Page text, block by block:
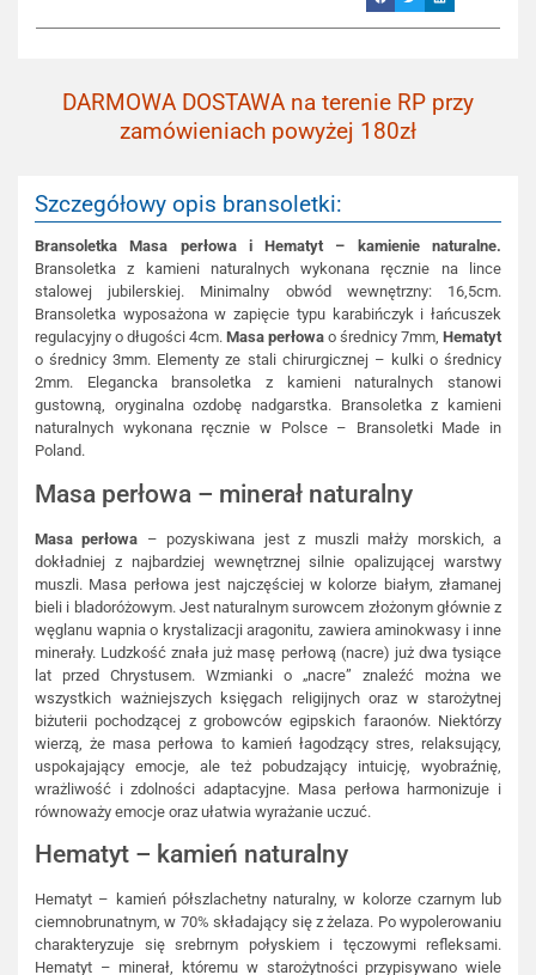
DARMOWA DOSTAWA na terenie RP przy
zamówieniach powyżej 180zł
Szczegółowy opis bransoletki:
Bransoletka Masa perłowa i Hematyt – kamienie naturalne.
Bransoletka z kamieni naturalnych wykonana ręcznie na lince
stalowej jubilerskiej. Minimalny obwód wewnętrzny: 16,5cm.
Bransoletka wyposażona w zapięcie typu karabińczyk i łańcuszek
regulacyjny o długości 4cm. Masa perłowa o średnicy 7mm, Hematyt
o średnicy 3mm. Elementy ze stali chirurgicznej – kulki o średnicy
2mm. Elegancka bransoletka z kamieni naturalnych stanowi
gustowną, oryginalna ozdobę nadgarstka. Bransoletka z kamieni
naturalnych wykonana ręcznie w Polsce – Bransoletki Made in
Poland.
Masa perłowa – minerał naturalny
Masa perłowa – pozyskiwana jest z muszli małży morskich, a
dokładniej z najbardziej wewnętrznej silnie opalizującej warstwy
muszli. Masa perłowa jest najczęściej w kolorze białym, złamanej
bieli i bladoróżowym. Jest naturalnym surowcem złożonym głównie z
węglanu wapnia o krystalizacji aragonitu, zawiera aminokwasy i inne
minerały. Ludzkość znała już masę perłową (nacre) już dwa tysiące
lat przed Chrystusem. Wzmianki o „nacre” znaleźć można we
wszystkich ważniejszych księgach religijnych oraz w starożytnej
biżuterii pochodzącej z grobowców egipskich faraonów. Niektórzy
wierzą, że masa perłowa to kamień łagodzący stres, relaksujący,
uspokajający emocje, ale też pobudzający intuicję, wyobraźnię,
wrażliwość i zdolności adaptacyjne. Masa perłowa harmonizuje i
równoważy emocje oraz ułatwia wyrażanie uczuć.
Hematyt – kamień naturalny
Hematyt – kamień półszlachetny naturalny, w kolorze czarnym lub
ciemnobrunatnym, w 70% składający się z żelaza. Po wypolerowaniu
charakteryzuje się srebrnym połyskiem i tęczowymi refleksami.
Hematyt – minerał, któremu w starożytności przypisywano wiele